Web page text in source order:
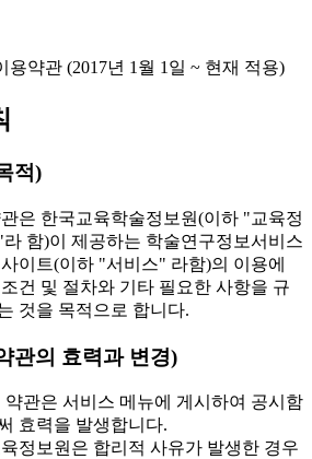
약관 (2017년 1월 1일 ~ 현재 적용)
적)
은 한국교육학술정보원(이하 "교육정
라 함)이 제공하는 학술연구정보서비스
이트(이하 "서비스" 라함)의 이용에
건 및 절차와 기타 필요한 사항을 규
것을 목적으로 합니다.
관의 효력과 변경)
관은 서비스 메뉴에 게시하여 공시함
효력을 발생합니다.
정보원은 합리적 사유가 발생한 경우